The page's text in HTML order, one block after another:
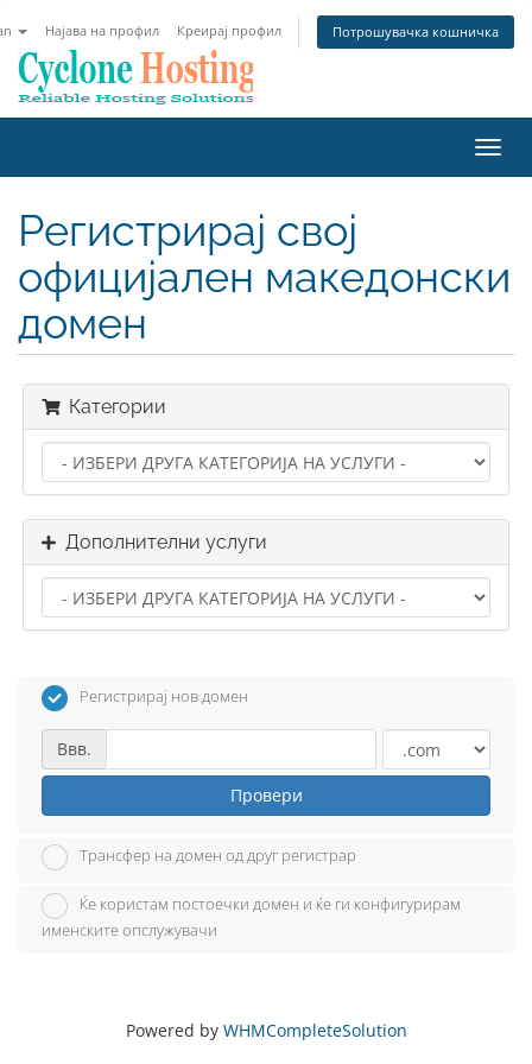
Најава на профил Креирај профил Потрошувачка кошничка
ја
Регистрирај свој
официјален македонски
домен
Категории
Дополнителни услуги
Регистрирај нов домен
Ввв.
Провери
Трансфер на домен од друг регистрар
Ќе користам постоечки домен и ќе ги конфигурирам
именските опслужувачи
Powered by WHMCompleteSolution